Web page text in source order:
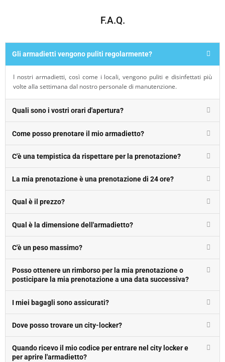
F.A.Q.
Gli armadietti vengono puliti regolarmente?
I nostri armadietti, così come i locali, vengono puliti e disinfettati più
volte alla settimana dal nostro personale di manutenzione.
Quali sono i vostri orari d'apertura?
Come posso prenotare il mio armadietto?
C'è una tempistica da rispettare per la prenotazione?
La mia prenotazione è una prenotazione di 24 ore?
Qual è il prezzo?
Qual è la dimensione dell'armadietto?
C'è un peso massimo?
Posso ottenere un rimborso per la mia prenotazione o
posticipare la mia prenotazione a una data successiva?
I miei bagagli sono assicurati?
Dove posso trovare un city-locker?
Quando ricevo il mio codice per entrare nel city locker e
per aprire l'armadietto?